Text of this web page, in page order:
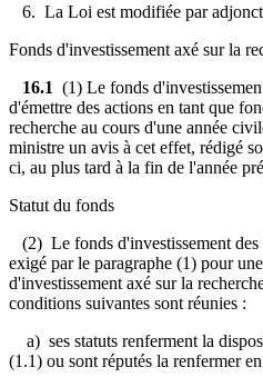
6. La Loi est modifiée par
Fonds d'investissement axé sur la
16.1 (1) Le fonds
d'émettre des actions en tant que
recherche au cours d'une année
ministre un avis à cet effet, rédigé
ci, au plus tard à la fin de l'année
Statut du fonds
(2) Le fonds d'investissement
exigé par le paragraphe (1) pour
d'investissement axé sur la
conditions suivantes sont réunies :
a) ses statuts renferment la
(1.1) ou sont réputés la renfermer